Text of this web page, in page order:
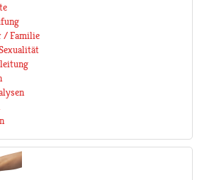
/ Familie